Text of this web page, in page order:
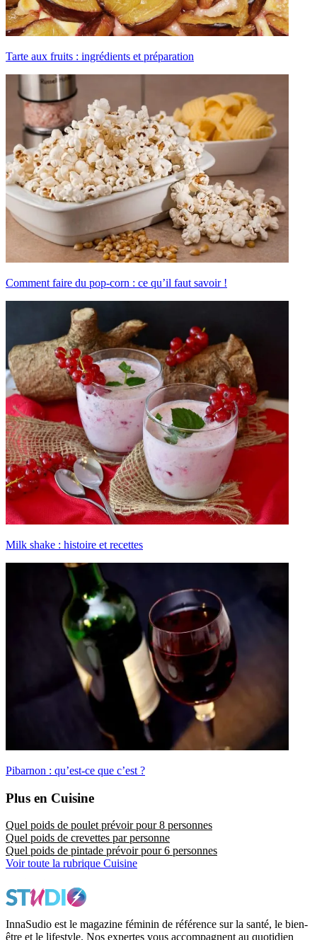
Tarte aux fruits : ingrédients et préparation
Comment faire du pop-corn : ce qu’il faut savoir !
Milk shake : histoire et recettes
Pibarnon : qu’est-ce que c’est ?
Plus en Cuisine
Quel poids de poulet prévoir pour 8 personnes
Quel poids de crevettes par personne
Quel poids de pintade prévoir pour 6 personnes
Voir toute la rubrique Cuisine
InnaSudio est le magazine féminin de référence sur la santé, le bien-
être et le lifestyle. Nos expertes vous accompagnent au quotidien